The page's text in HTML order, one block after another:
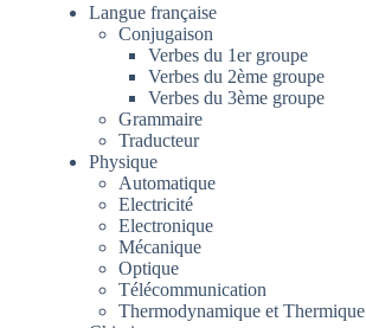
Langue française
Conjugaison
Verbes du 1er groupe
Verbes du 2ème groupe
Verbes du 3ème groupe
Grammaire
Traducteur
Physique
Automatique
Electricité
Electronique
Mécanique
Optique
Télécommunication
Thermodynamique et Thermique